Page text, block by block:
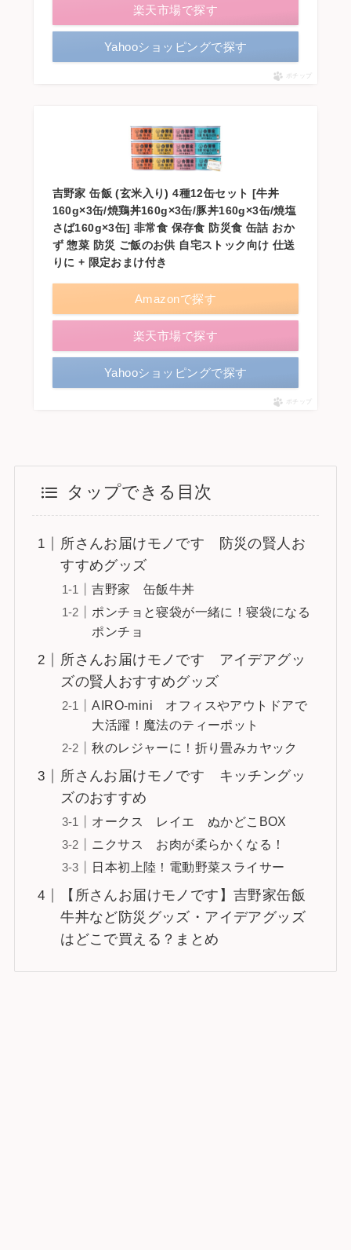
楽天市場で探す
Yahooショッピングで探す
ポチップ
吉野家 缶飯 (玄米入り) 4種12缶セット [牛丼
160g×3缶/焼鶏丼160g×3缶/豚丼160g×3缶/焼塩
さば160g×3缶] 非常食 保存食 防災食 缶詰 おか
ず 惣菜 防災 ご飯のお供 自宅ストック向け 仕送
りに + 限定おまけ付き
Amazonで探す
楽天市場で探す
Yahooショッピングで探す
ポチップ
タップできる目次
所さんお届けモノです 防災の賢人お
すすめグッズ
吉野家 缶飯牛丼
ポンチョと寝袋が一緒に！寝袋になる
ポンチョ
所さんお届けモノです アイデアグッ
ズの賢人おすすめグッズ
AIRO-mini オフィスやアウトドアで
大活躍！魔法のティーポット
秋のレジャーに！折り畳みカヤック
所さんお届けモノです キッチングッ
ズのおすすめ
オークス レイエ ぬかどこBOX
ニクサス お肉が柔らかくなる！
日本初上陸！電動野菜スライサー
【所さんお届けモノです】吉野家缶飯
牛丼など防災グッズ・アイデアグッズ
はどこで買える？まとめ